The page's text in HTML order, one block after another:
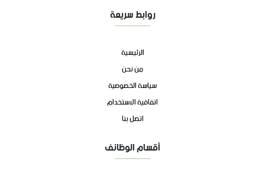
روابط سريعة
الرئيسية
من نحن
سياسة الخصوصية
اتفاقية الاستخدام
اتصل بنا
أقسام الوظائف